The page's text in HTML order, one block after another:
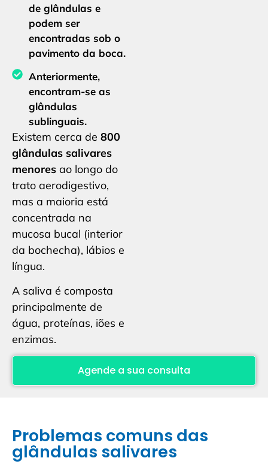
de glândulas e
podem ser
encontradas sob o
pavimento da boca.
Anteriormente,
encontram-se as
glândulas
sublinguais.
Existem cerca de 800
glândulas salivares
menores ao longo do
trato aerodigestivo,
mas a maioria está
concentrada na
mucosa bucal (interior
da bochecha), lábios e
língua.
A saliva é composta
principalmente de
água, proteínas, iões e
enzimas.
Agende a sua consulta
Problemas comuns das
glândulas salivares